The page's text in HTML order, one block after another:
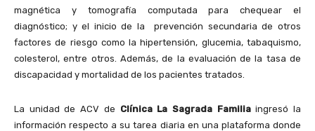
magnética y tomografía computada para chequear el
diagnóstico; y el inicio de la prevención secundaria de otros
factores de riesgo como la hipertensión, glucemia, tabaquismo,
colesterol, entre otros. Además, de la evaluación de la tasa de
discapacidad y mortalidad de los pacientes tratados.
La unidad de ACV de Clínica La Sagrada Familiaingresó la
información respecto a su tarea diaria en una plataforma donde